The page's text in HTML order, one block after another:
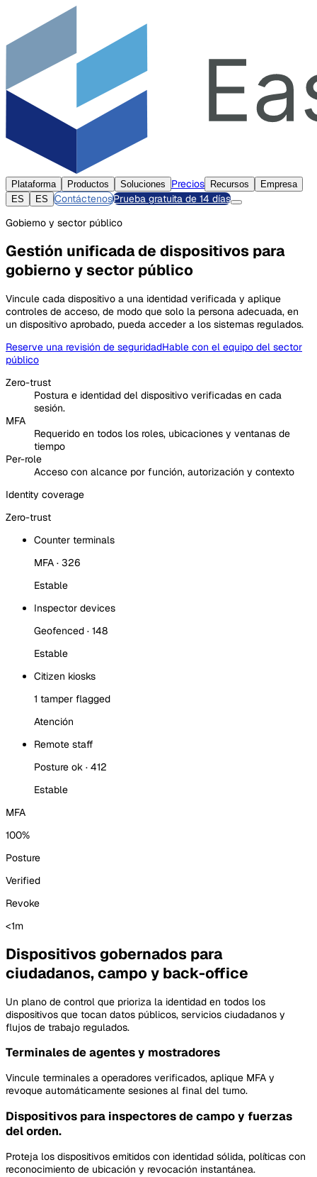
Plataforma Productos Soluciones Precios Recursos
Empresa
ES
ES ContáctenosPrueba gratuita de 14 días
Gobierno y sector público
Gestión unificada de dispositivos para
gobierno y sector público
Vincule cada dispositivo a una identidad verificada y aplique
controles de acceso, de modo que solo la persona adecuada, en
un dispositivo aprobado, pueda acceder a los sistemas regulados.
Reserve una revisión de seguridadHable con el equipo del sector
público
Zero-trust
Postura e identidad del dispositivo verificadas en cada
sesión.
MFA
Requerido en todos los roles, ubicaciones y ventanas de
tiempo
Per-role
Acceso con alcance por función, autorización y contexto
Identity coverage
Zero-trust
Counter terminals
MFA · 326
Estable
Inspector devices
Geofenced · 148
Estable
Citizen kiosks
1 tamper flagged
Atención
Remote staff
Posture ok · 412
Estable
MFA
100%
Posture
Verified
Revoke
<1m
Dispositivos gobernados para
ciudadanos, campo y back-office
Un plano de control que prioriza la identidad en todos los
dispositivos que tocan datos públicos, servicios ciudadanos y
flujos de trabajo regulados.
Terminales de agentes y mostradores
Vincule terminales a operadores verificados, aplique MFA y
revoque automáticamente sesiones al final del turno.
Dispositivos para inspectores de campo y fuerzas
del orden.
Proteja los dispositivos emitidos con identidad sólida, políticas con
reconocimiento de ubicación y revocación instantánea.